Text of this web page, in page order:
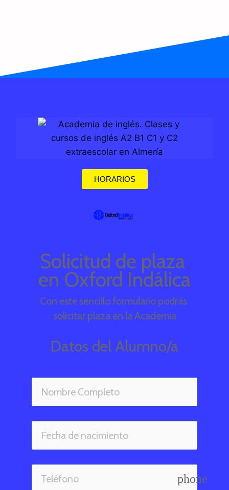
HORARIOS
Solicitud de plaza
en Oxford Indálica
Con este sencillo formulario podrás
solicitar plaza en la Academia
Datos del Alumno/a
phone